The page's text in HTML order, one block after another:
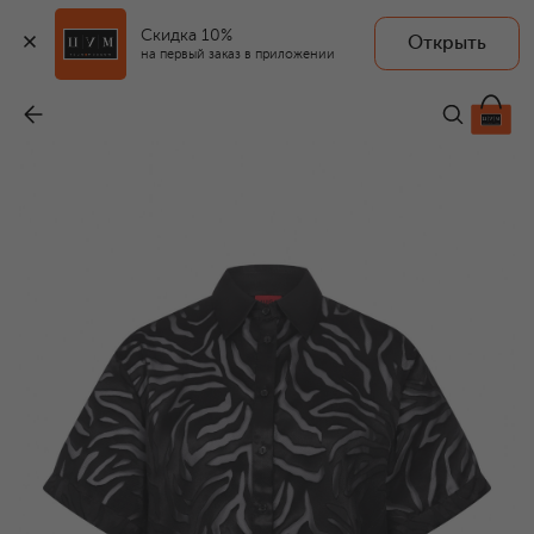
Скидка 10%
на первый заказ в приложении
Открыть
12 750 ₽